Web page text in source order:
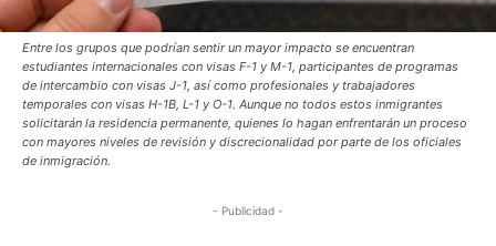
Entre los grupos que podrían sentir un mayor impacto se encuentran
estudiantes internacionales con visas F-1 y M-1, participantes de programas
de intercambio con visas J-1, así como profesionales y trabajadores
temporales con visas H-1B, L-1 y O-1. Aunque no todos estos inmigrantes
solicitarán la residencia permanente, quienes lo hagan enfrentarán un proceso
con mayores niveles de revisión y discrecionalidad por parte de los oficiales
de inmigración.
- Publicidad -